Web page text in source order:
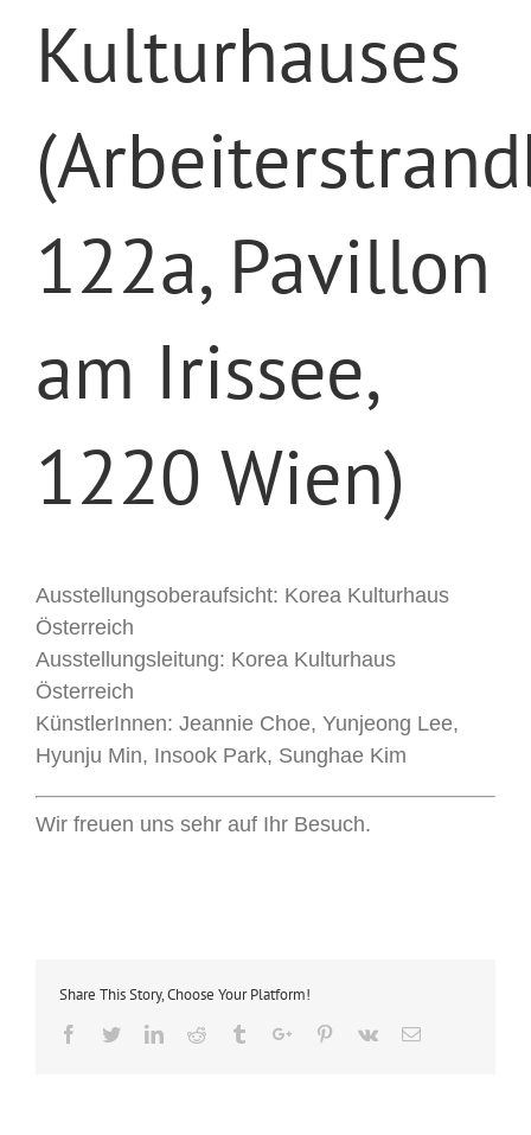
Kulturhauses
122a, Pavillon
am Irissee,
1220 Wien)
Ausstellungsoberaufsicht: Korea Kulturhaus
Österreich
Ausstellungsleitung: Korea Kulturhaus
Österreich
KünstlerInnen: Jeannie Choe, Yunjeong Lee,
Hyunju Min, Insook Park, Sunghae Kim
Wir freuen uns sehr auf Ihr Besuch.
Share This Story, Choose Your Platform!
Facebook
TwitterLinkedinReddit TumblrGoogle+Pinterest
Vk Email